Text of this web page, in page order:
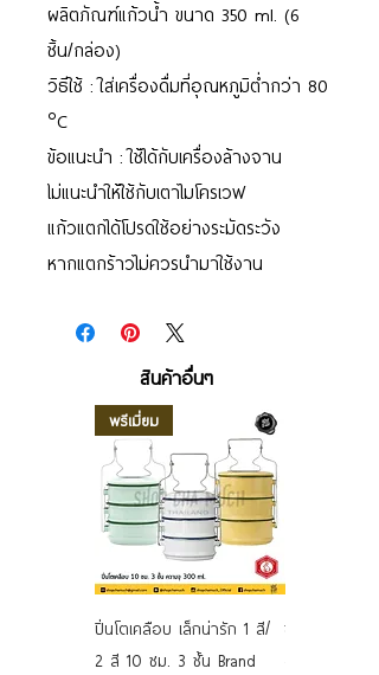
ผลิตภัณฑ์แก้วน้ำ ขนาด 350 ml. (6
ชิ้น/กล่อง)
วิธีใช้ : ใส่เครื่องดื่มที่อุณหภูมิต่ำกว่า 80
°C
ข้อแนะนำ : ใช้ได้กับเครื่องล้างจาน
ไม่แนะนำให้ใช้กับเตาไมโครเวฟ
แก้วแตกได้โปรดใช้อย่างระมัดระวัง
หากแตกร้าวไม่ควรนำมาใช้งาน
สินค้าอื่นๆ
พรีเมี่ยม
ปิ่นโตเคลือบ เล็กน่ารัก 1 สี/
2 สี 10 ซม. 3 ชั้น Brand
ชามเคลือบ